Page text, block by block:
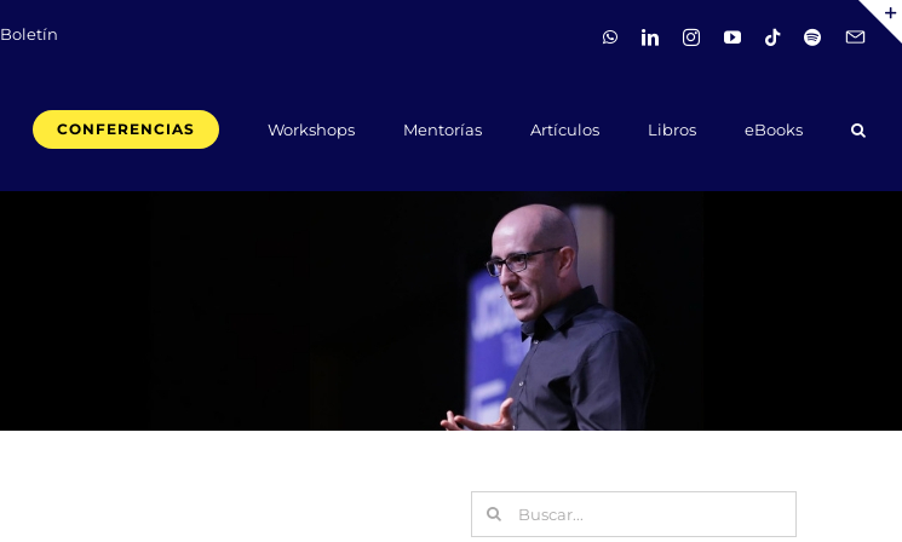
Boletín WhatsApp
LinkedInInstagramYouTubeTiktokSpotify
CONFERENCIAS Workshops Mentorías Artículos Libros eBooks
Buscar: